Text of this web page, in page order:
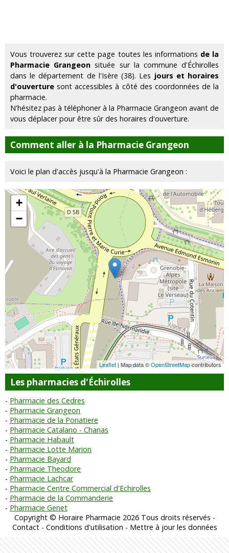
Vous trouverez sur cette page toutes les informations de la
Pharmacie Grangeon située sur la commune d'Échirolles
dans le département de l'Isère (38). Les jours et horaires
d'ouverture sont accessibles à côté des coordonnées de la
pharmacie.
N'hésitez pas à téléphoner à la Pharmacie Grangeon avant de
vous déplacer pour être sûr des horaires d'ouverture.
Comment aller à la Pharmacie Grangeon
Voici le plan d'accès jusqu'à la Pharmacie Grangeon :
+
−
Leaflet | Map data ©OpenStreetMapcontributors
Les pharmacies d'Échirolles
Pharmacie des Cedres
Pharmacie Grangeon
Pharmacie de la Ponatiere
Pharmacie Catalano - Chanas
Pharmacie Habault
Pharmacie Lotte Marion
Pharmacie Bayard
Pharmacie Theodore
Pharmacie Lachcar
Pharmacie Centre Commercial d'Echirolles
Pharmacie de la Commanderie
Pharmacie Genet
Copyright © Horaire Pharmacie 2026 Tous droits réservés -
Contact- Conditions d'utilisation - Mettre à jour les données